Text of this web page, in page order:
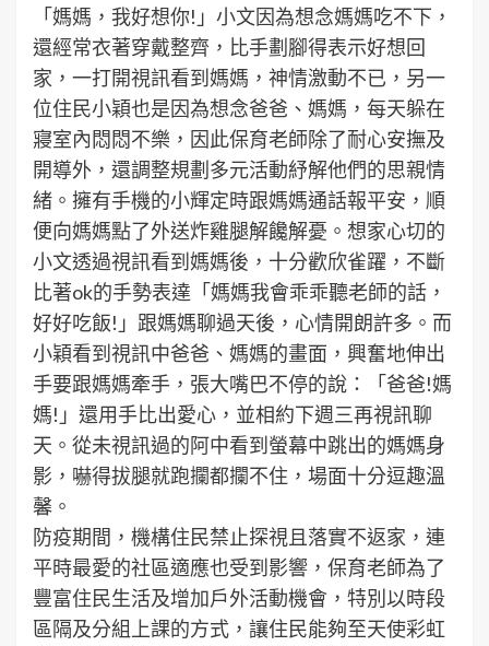
「媽媽，我好想你!」小文因為想念媽媽吃不下，
還經常衣著穿戴整齊，比手劃腳得表示好想回
家，一打開視訊看到媽媽，神情激動不已，另一
位住民小穎也是因為想念爸爸、媽媽，每天躲在
寢室內悶悶不樂，因此保育老師除了耐心安撫及
開導外，還調整規劃多元活動紓解他們的思親情
緒。擁有手機的小輝定時跟媽媽通話報平安，順
便向媽媽點了外送炸雞腿解饞解憂。想家心切的
小文透過視訊看到媽媽後，十分歡欣雀躍，不斷
比著ok的手勢表達「媽媽我會乖乖聽老師的話，
好好吃飯!」跟媽媽聊過天後，心情開朗許多。而
小穎看到視訊中爸爸、媽媽的畫面，興奮地伸出
手要跟媽媽牽手，張大嘴巴不停的說：「爸爸!媽
媽!」還用手比出愛心，並相約下週三再視訊聊
天。從未視訊過的阿中看到螢幕中跳出的媽媽身
影，嚇得拔腿就跑攔都攔不住，場面十分逗趣溫
馨。
防疫期間，機構住民禁止探視且落實不返家，連
平時最愛的社區適應也受到影響，保育老師為了
豐富住民生活及增加戶外活動機會，特別以時段
區隔及分組上課的方式，讓住民能夠至天使彩虹